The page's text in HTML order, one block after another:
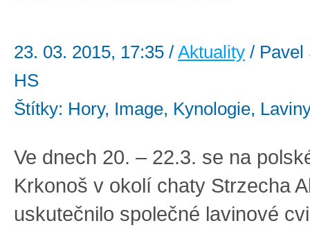
23. 03. 2015, 17:35 / Aktuality / Pavel
HS
Štítky: Hory, Image, Kynologie,
Ve dnech 20. – 22.3. se na
Krkonoš v okolí chaty Strzecha
uskutečnilo společné lavinové